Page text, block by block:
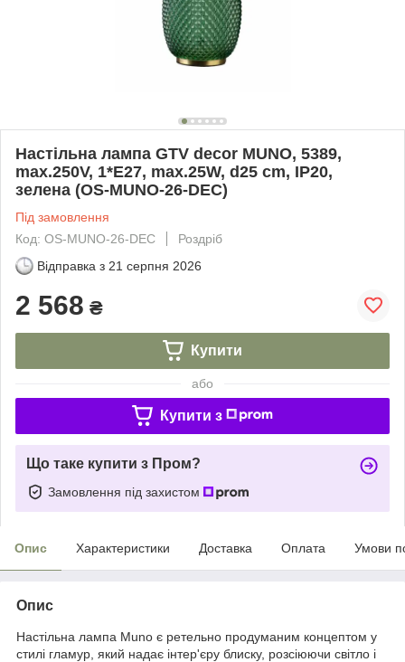
Настільна лампа GTV decor MUNO, 5389,
max.250V, 1*E27, max.25W, d25 cm, IP20,
зелена (OS-MUNO-26-DEC)
Під замовлення
Код: OS-MUNO-26-DEC
Роздріб
Відправка з 21 серпня 2026
2 568 ₴
Купити
або
Купити з
Що таке купити з Пром?
Замовлення під захистом
Опис Характеристики Доставка Оплата Умови
Опис
Настільна лампа Muno є ретельно продуманим концептом у
стилі гламур, який надає інтер'єру блиску, розсіюючи світло і